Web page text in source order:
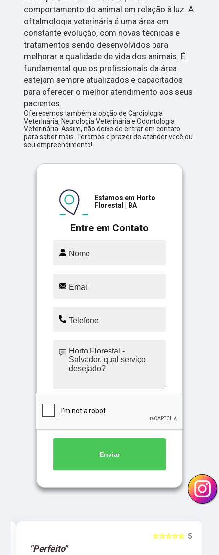
comportamento do animal em relação à luz. A
oftalmologia veterinária é uma área em
constante evolução, com novas técnicas e
tratamentos sendo desenvolvidos para
melhorar a qualidade de vida dos animais. É
fundamental que os profissionais da área
estejam sempre atualizados e capacitados
para oferecer o melhor atendimento aos seus
pacientes.
Oferecemos também a opção de Cardiologia
Veterinária, Neurologia Veterinária e Odontologia
Veterinária. Assim, não deixe de entrar em contato
para saber mais. Teremos o prazer de atender você ou
seu empreendimento!
Entre em Contato
Estamos em Horto
Florestal | BA
Enviar
5
☆☆☆☆☆
"Perfeito"